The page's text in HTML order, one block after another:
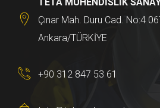
Çınar Mah. Duru Cad. No:4
Ankara/TÜRKİYE
+90 312 847 53 61